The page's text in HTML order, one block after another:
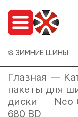
❄️ ЗИМНИЕ ШИНЫ
Главная —
пакеты для
диски — Neo
680 BD